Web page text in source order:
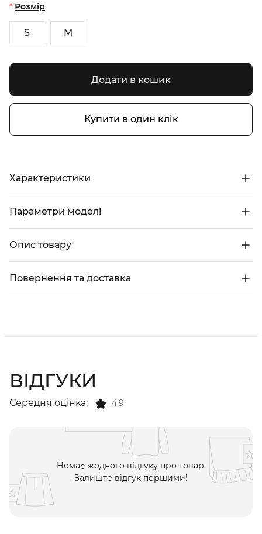
Розмір
S M
Додати в кошик
Купити в один клік
Характеристики
Параметри моделі
Опис товару
Повернення та доставка
ВІДГУКИ
Середня оцінка: 4.9
Немає жодного відгуку про товар.
Залиште відгук першими!